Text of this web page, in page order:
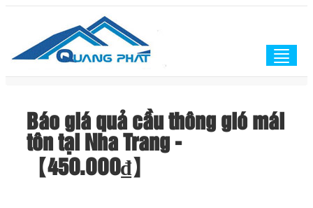
Báo giá quả cầu thông gió mái
tôn tại Nha Trang -
【45O.OOO₫】